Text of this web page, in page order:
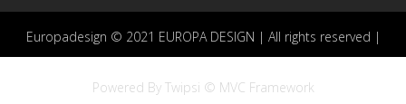
Europadesign © 2021 EUROPA DESIGN | All rights reserved |
Powered By Twipsi © MVC Framework